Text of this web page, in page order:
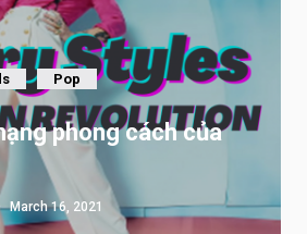
Pop
phong cách của
March 16, 2021